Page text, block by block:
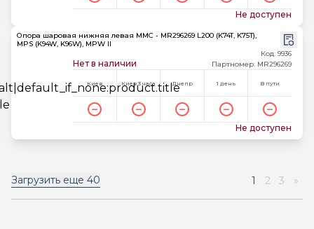
Не доступен
Опора шаровая нижняя левая MMC - MR296269 L200 (K74T, K75T),
MPS (K94W, K96W), MPW II
Нет в наличии
Код: 9936
Партномер: MR296269
Киев Киев 3 часа Днепр 1 день В пути
Не доступен
Загрузить еще 40 1 2 3 »